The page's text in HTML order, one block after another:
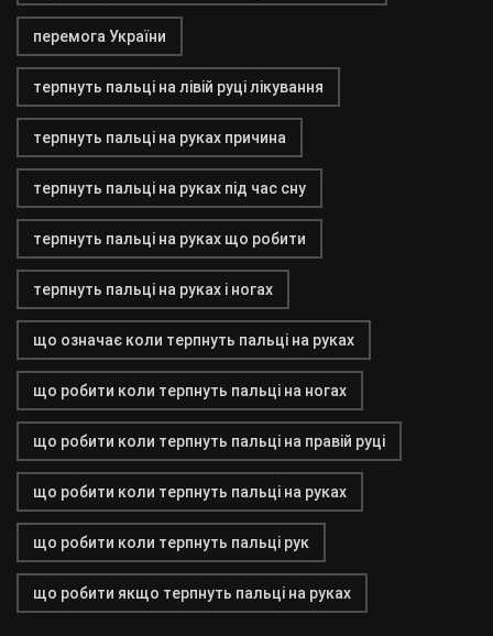
перемога України
терпнуть пальці на лівій руці лікування
терпнуть пальці на руках причина
терпнуть пальці на руках під час сну
терпнуть пальці на руках що робити
терпнуть пальці на руках і ногах
що означає коли терпнуть пальці на руках
що робити коли терпнуть пальці на ногах
що робити коли терпнуть пальці на правій руці
що робити коли терпнуть пальці на руках
що робити коли терпнуть пальці рук
що робити якщо терпнуть пальці на руках